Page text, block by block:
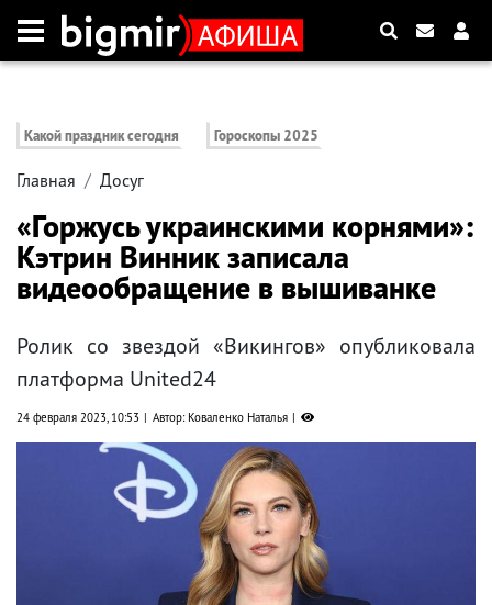
Какой праздник сегодня Гороскопы 2025
Главная Досуг
«Горжусь украинскими корнями»:
Кэтрин Винник записала
видеообращение в вышиванке
Ролик со звездой «Викингов» опубликовала
платформа United24
24 февраля 2023, 10:53 Автор: Коваленко Наталья